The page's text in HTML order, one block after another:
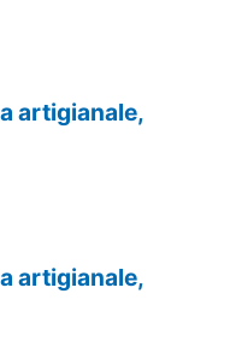
artigianale,
artigianale,